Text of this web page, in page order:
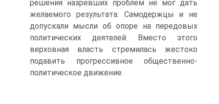
решения назревших проблем не мог дать
желаемого результата. Самодержцы и не
допускали мысли об опоре на передовых
политических деятелей. Вместо этого
верховная власть стремилась жестоко
подавить прогрессивное общественно-
политическое движение.